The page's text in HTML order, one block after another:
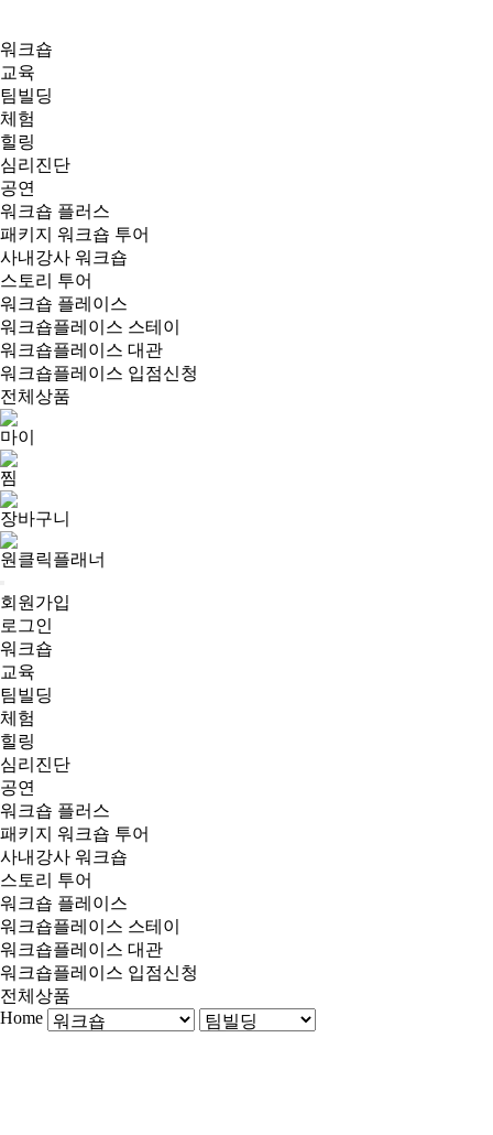
워크숍
교육
팀빌딩
체험
힐링
심리진단
공연
워크숍 플러스
패키지 워크숍 투어
사내강사 워크숍
스토리 투어
워크숍 플레이스
워크숍플레이스 스테이
워크숍플레이스 대관
워크숍플레이스 입점신청
전체상품
마이
찜
장바구니
원클릭플래너
회원가입
로그인
워크숍
교육
팀빌딩
체험
힐링
심리진단
공연
워크숍 플러스
패키지 워크숍 투어
사내강사 워크숍
스토리 투어
워크숍 플레이스
워크숍플레이스 스테이
워크숍플레이스 대관
워크숍플레이스 입점신청
전체상품
Home